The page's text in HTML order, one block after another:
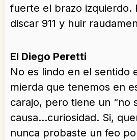
fuerte el brazo izquierdo.
discar 911 y huir
El Diego Peretti
No es lindo en el sentido
mierda que tenemos en
carajo, pero tiene un “no
causa…curiosidad. Si,
nunca probaste un feo